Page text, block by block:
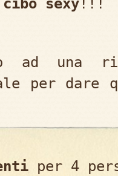
sexy !!!
ad
per
per 4